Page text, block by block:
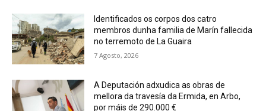
Identificados os corpos dos catro
membros dunha familia de Marín fallecida
no terremoto de La Guaira
7 Agosto, 2026
A Deputación adxudica as obras de
mellora da travesía da Ermida, en Arbo,
por máis de 290.000 €